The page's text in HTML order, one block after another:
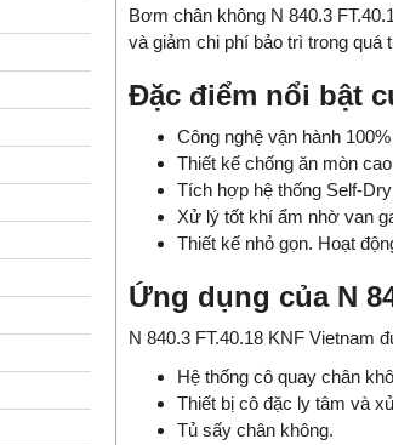
Bơm chân không N 840.3
và giảm chi phí bảo trì trong quá
Đặc điểm nổi bật
Công nghệ vận hành
Thiết kế chống ăn mòn
Tích hợp hệ thống Self-
Xử lý tốt khí ẩm nhờ van
Thiết kế nhỏ gọn. Hoạt
Ứng dụng của N
N 840.3 FT.40.18 KNF Vietnam
Hệ thống cô quay chân
Thiết bị cô đặc ly tâm và
Tủ sấy chân không.